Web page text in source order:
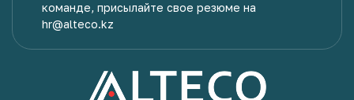
команде, присылайте свое резюме на
hr@alteco.kz